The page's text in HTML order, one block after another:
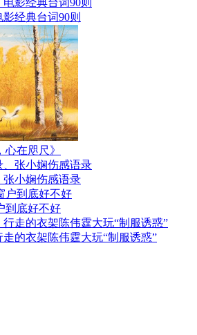
经典台词90则
在咫尺》
小娴伤感语录
到底好不好
的衣架陈伟霆大玩“制服诱惑”